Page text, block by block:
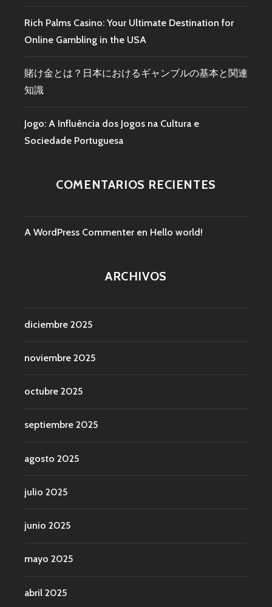
Rich Palms Casino: Your Ultimate Destination for
Online Gambling in the USA
賭け金とは？日本におけるギャンブルの基本と関連
知識
Jogo: A Influência dos Jogos na Cultura e
Sociedade Portuguesa
COMENTARIOS RECIENTES
A WordPress Commenter en Hello world!
ARCHIVOS
diciembre 2025
noviembre 2025
octubre 2025
septiembre 2025
agosto 2025
julio 2025
junio 2025
mayo 2025
abril 2025